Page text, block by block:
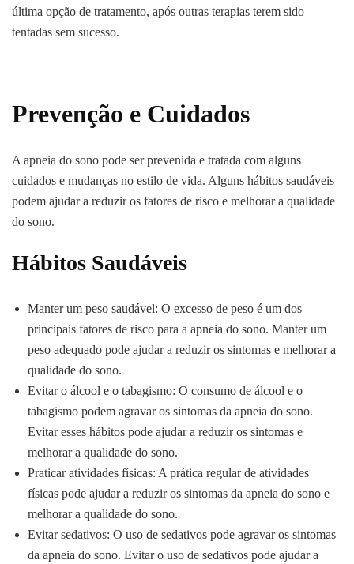
última opção de tratamento, após outras terapias terem sido
tentadas sem sucesso.
Prevenção e Cuidados
A apneia do sono pode ser prevenida e tratada com alguns
cuidados e mudanças no estilo de vida. Alguns hábitos saudáveis
podem ajudar a reduzir os fatores de risco e melhorar a qualidade
do sono.
Hábitos Saudáveis
Manter um peso saudável: O excesso de peso é um dos
principais fatores de risco para a apneia do sono. Manter um
peso adequado pode ajudar a reduzir os sintomas e melhorar a
qualidade do sono.
Evitar o álcool e o tabagismo: O consumo de álcool e o
tabagismo podem agravar os sintomas da apneia do sono.
Evitar esses hábitos pode ajudar a reduzir os sintomas e
melhorar a qualidade do sono.
Praticar atividades físicas: A prática regular de atividades
físicas pode ajudar a reduzir os sintomas da apneia do sono e
melhorar a qualidade do sono.
Evitar sedativos: O uso de sedativos pode agravar os sintomas
da apneia do sono. Evitar o uso de sedativos pode ajudar a